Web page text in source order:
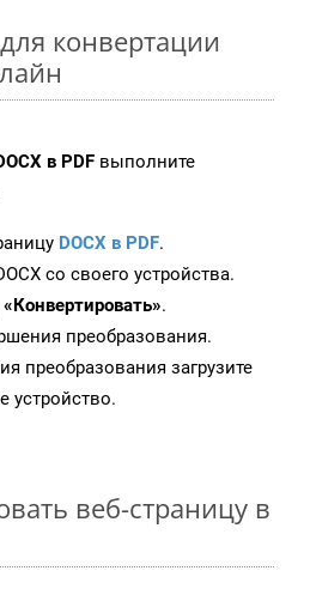
конвертации
в PDF выполните
DOCX в PDF.
со своего устройства.
«Конвертировать».
преобразования.
преобразования загрузите
устройство.
веб-страницу в